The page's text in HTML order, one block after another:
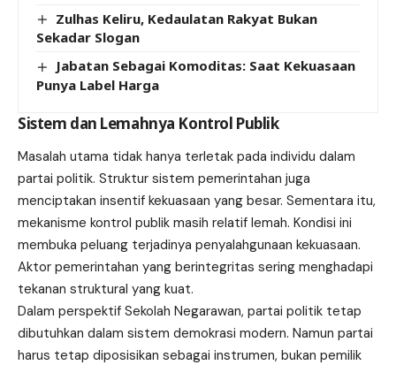
Zulhas Keliru, Kedaulatan Rakyat Bukan
Sekadar Slogan
Jabatan Sebagai Komoditas: Saat Kekuasaan
Punya Label Harga
Sistem dan Lemahnya Kontrol Publik
Masalah utama tidak hanya terletak pada individu dalam
partai politik. Struktur sistem pemerintahan juga
menciptakan insentif kekuasaan yang besar. Sementara itu,
mekanisme kontrol publik masih relatif lemah. Kondisi ini
membuka peluang terjadinya penyalahgunaan kekuasaan.
Aktor pemerintahan yang berintegritas sering menghadapi
tekanan struktural yang kuat.
Dalam perspektif Sekolah Negarawan, partai politik tetap
dibutuhkan dalam sistem demokrasi modern. Namun partai
harus tetap diposisikan sebagai instrumen, bukan pemilik